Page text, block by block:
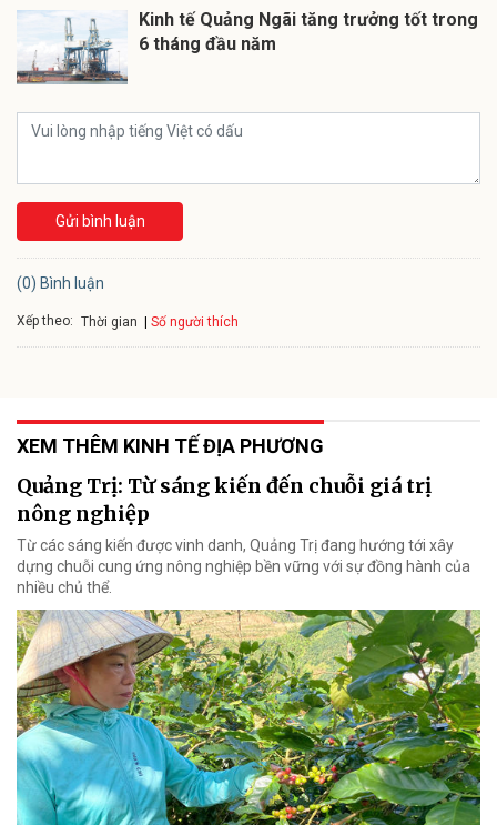
Kinh tế Quảng Ngãi tăng trưởng tốt trong
6 tháng đầu năm
Gửi bình luận
(0) Bình luận
Xếp theo: Thời gian Số người thích
XEM THÊM KINH TẾ ĐỊA PHƯƠNG
Quảng Trị: Từ sáng kiến đến chuỗi giá trị
nông nghiệp
Từ các sáng kiến được vinh danh, Quảng Trị đang hướng tới xây
dựng chuỗi cung ứng nông nghiệp bền vững với sự đồng hành của
nhiều chủ thể.